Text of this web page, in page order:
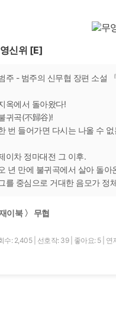
신위 [E]
주 - 범주의 신무협 장편 소설
옥에서 돌아왔다!
귀곡(不歸谷)!
번 들어가면 다시는 나올 수 없
이차 정마대전 그 이후.
년 만에 불귀곡에서 살아 돌아
를 중심으로 거대한 음모가 정
이북 〉 무협
수: 2,405 선호작: 39 좋아요: 5 연